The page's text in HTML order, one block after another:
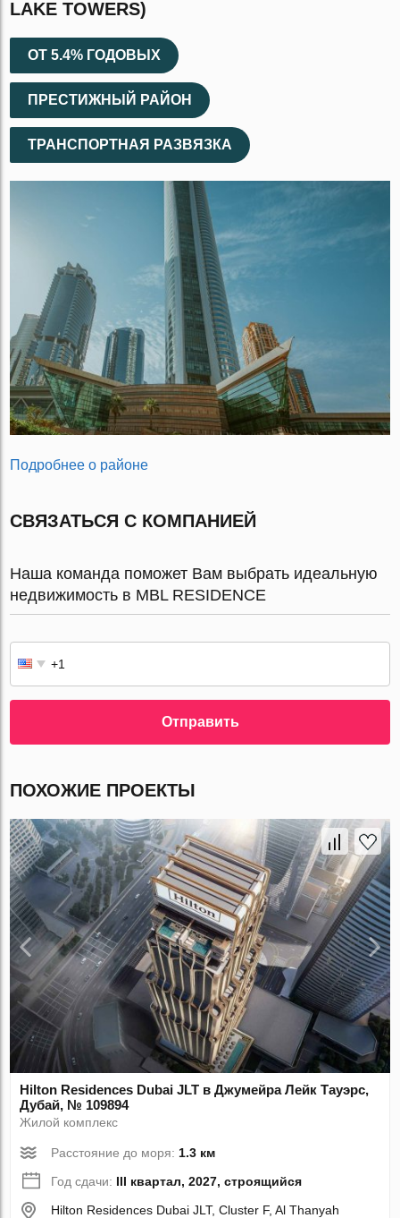
LAKE TOWERS)
ОТ 5.4% ГОДОВЫХ
ПРЕСТИЖНЫЙ РАЙОН
ТРАНСПОРТНАЯ РАЗВЯЗКА
Подробнее о районе
СВЯЗАТЬСЯ С КОМПАНИЕЙ
Наша команда поможет Вам выбрать идеальную
недвижимость в MBL RESIDENCE
Отправить
ПОХОЖИЕ ПРОЕКТЫ
Hilton Residences Dubai JLT в Джумейра Лейк Тауэрс,
Дубай, № 109894
Жилой комплекс
Расстояние до моря: 1.3 км
Год сдачи: III квартал, 2027, строящийся
Hilton Residences Dubai JLT, Cluster F, Al Thanyah